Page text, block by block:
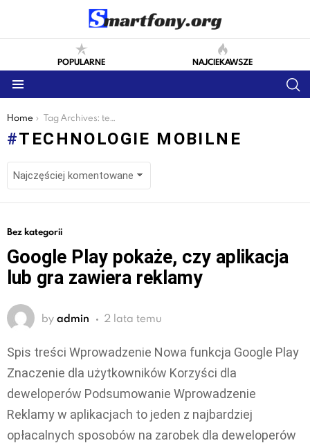
POPULARNE NAJCIEKAWSZE
You are here:
Home Tag Archives: technologie mobilne
TECHNOLOGIE MOBILNE
LATEST
Bez kategorii
Google Play pokaże, czy aplikacja
lub gra zawiera reklamy
by admin 2 lata temu
Spis treści Wprowadzenie Nowa funkcja Google Play
Znaczenie dla użytkowników Korzyści dla
deweloperów Podsumowanie Wprowadzenie
Reklamy w aplikacjach to jeden z najbardziej
opłacalnych sposobów na zarobek dla deweloperów